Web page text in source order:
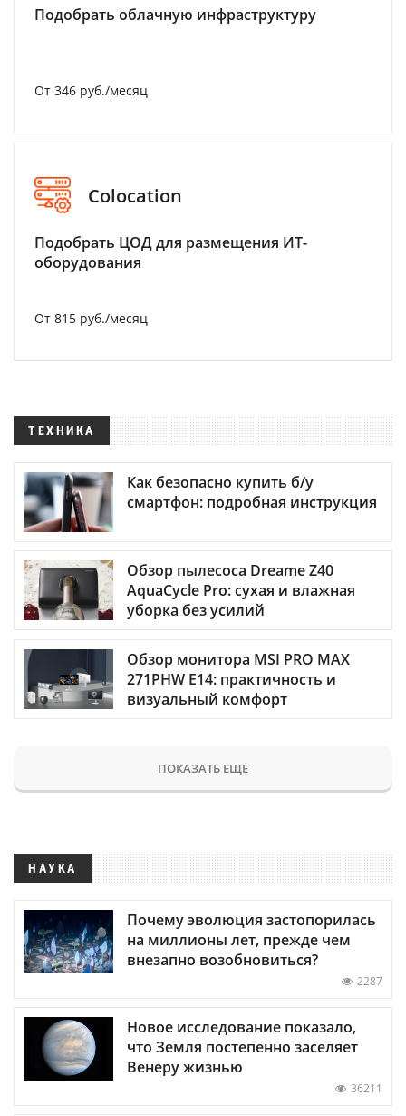
Подобрать облачную инфраструктуру
От 346 руб./месяц
Colocation
Подобрать ЦОД для размещения ИТ-
оборудования
От 815 руб./месяц
ТЕХНИКА
Как безопасно купить б/у
смартфон: подробная инструкция
Обзор пылесоса Dreame Z40
AquaCycle Pro: сухая и влажная
уборка без усилий
Обзор монитора MSI PRO MAX
271PHW E14: практичность и
визуальный комфорт
ПОКАЗАТЬ ЕЩЕ
НАУКА
Почему эволюция застопорилась
на миллионы лет, прежде чем
внезапно возобновиться?
2287
Новое исследование показало,
что Земля постепенно заселяет
Венеру жизнью
36211